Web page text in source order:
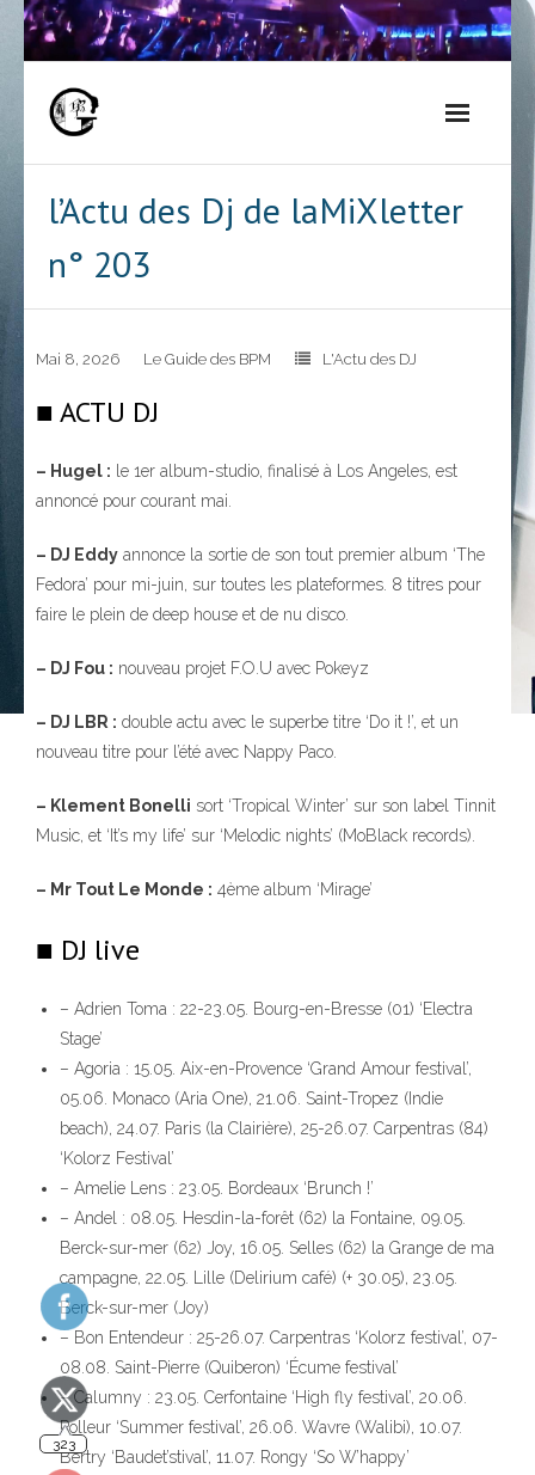
Skip
to
l’Actu des Dj de laMiXletter
n° 203
Mai 8, 2026 Le Guide des BPM L'Actu des DJ
■ ACTU DJ
– Hugel : le 1er album-studio, finalisé à Los Angeles, est
annoncé pour courant mai.
– DJ Eddy annonce la sortie de son tout premier album ‘The
Fedora’ pour mi-juin, sur toutes les plateformes. 8 titres pour
faire le plein de deep house et de nu disco.
– DJ Fou : nouveau projet F.O.U avec Pokeyz
– DJ LBR : double actu avec le superbe titre ‘Do it !’, et un
nouveau titre pour l’été avec Nappy Paco.
– Klement Bonelli sort ‘Tropical Winter’ sur son label Tinnit
Music, et ‘It’s my life’ sur ‘Melodic nights’ (MoBlack records).
– Mr Tout Le Monde : 4ème album ‘Mirage’
■ DJ live
– Adrien Toma : 22-23.05. Bourg-en-Bresse (01) ‘Electra
Stage’
– Agoria : 15.05. Aix-en-Provence ‘Grand Amour festival’,
05.06. Monaco (Aria One), 21.06. Saint-Tropez (Indie
beach), 24.07. Paris (la Clairière), 25-26.07. Carpentras (84)
‘Kolorz Festival’
– Amelie Lens : 23.05. Bordeaux ‘Brunch !’
– Andel : 08.05. Hesdin-la-forêt (62) la Fontaine, 09.05.
Berck-sur-mer (62) Joy, 16.05. Selles (62) la Grange de ma
campagne, 22.05. Lille (Delirium café) (+ 30.05), 23.05.
Berck-sur-mer (Joy)
– Bon Entendeur : 25-26.07. Carpentras ‘Kolorz festival’, 07-
08.08. Saint-Pierre (Quiberon) ‘Écume festival’
– Calumny : 23.05. Cerfontaine ‘High fly festival’, 20.06.
Polleur ‘Summer festival’, 26.06. Wavre (Walibi), 10.07.
Bertry ‘Baudet’stival’, 11.07. Rongy ‘So W’happy’
323
140
10